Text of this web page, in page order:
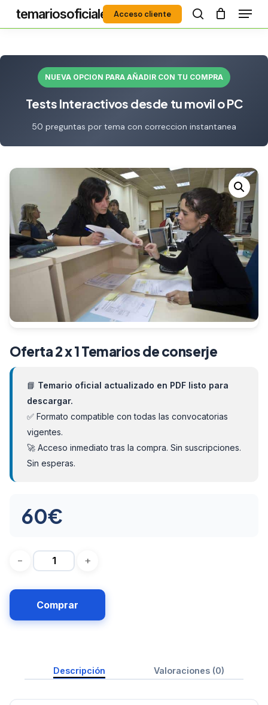
content
temariosoficiales
Acceso cliente
search
Menú
NUEVA OPCION PARA AÑADIR CON TU COMPRA
Tests Interactivos desde tu movil o PC
50 preguntas por tema con correccion instantanea
Oferta 2 x 1 Temarios de conserje
📘 Temario oficial actualizado en PDF listo para
descargar.
✅ Formato compatible con todas las convocatorias
vigentes.
🚀 Acceso inmediato tras la compra. Sin suscripciones.
Sin esperas.
El
original
era:
120€.
60€
actual
es:
60€.
Comprar
Descripción Valoraciones (0)